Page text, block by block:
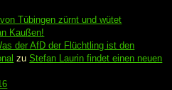
Tübingen zürnt und wütet
Kaußen!
der AfD der Flüchtling ist den
zuStefan Laurin findet einen neuen